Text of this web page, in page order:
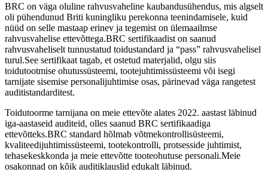
BRC on väga oluline rahvusvaheline kaubandusühendus, mis algselt
oli pühendunud Briti kuningliku perekonna teenindamisele, kuid
nüüd on selle mastaap erinev ja tegemist on ülemaailmse
rahvusvahelise ettevõttega.BRC sertifikaadist on saanud
rahvusvaheliselt tunnustatud toidustandard ja “pass” rahvusvahelisel
turul.See sertifikaat tagab, et ostetud materjalid, olgu siis
toidutootmise ohutussüsteemi, tootejuhtimissüsteemi või isegi
tarnijate sisemise personalijuhtimise osas, pärinevad väga rangetest
auditistandarditest.
Toidutoorme tarnijana on meie ettevõte alates 2022. aastast läbinud
iga-aastaseid auditeid, olles saanud BRC sertifikaadiga
ettevõtteks.BRC standard hõlmab võtmekontrollisüsteemi,
kvaliteedijuhtimissüsteemi, tootekontrolli, protsesside juhtimist,
tehasekeskkonda ja meie ettevõtte tooteohutuse personali.Meie
osakonnad on kõik auditiklauslid edukalt läbinud.